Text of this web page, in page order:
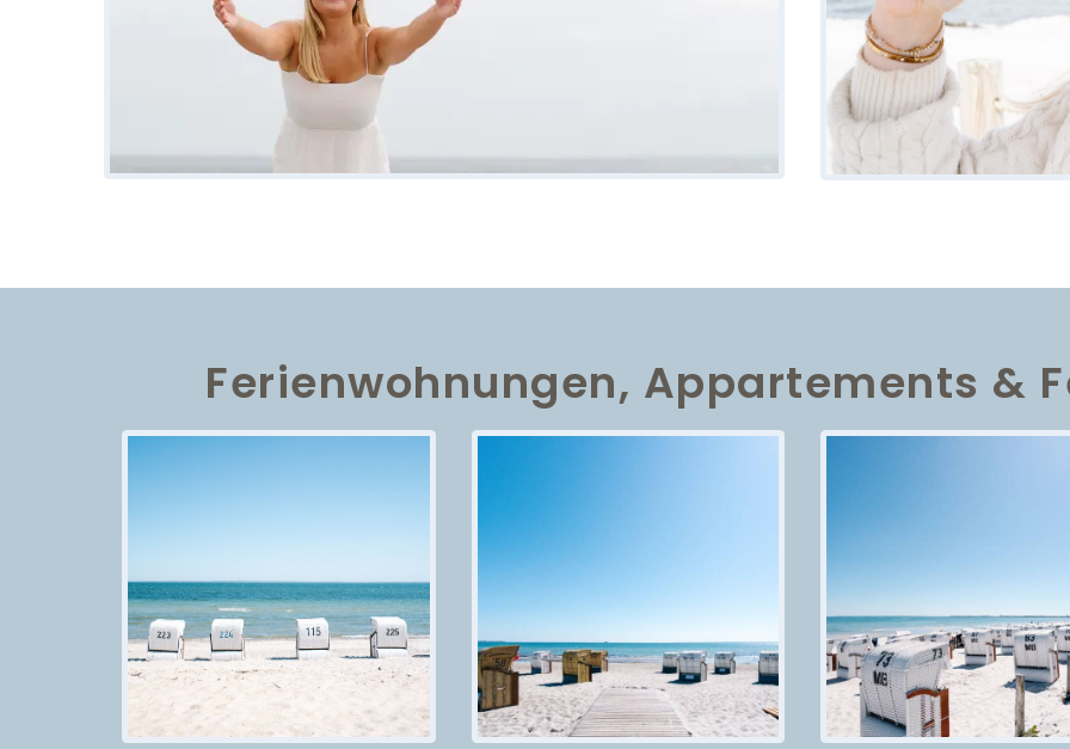
Ferienwohnungen, Appartements &